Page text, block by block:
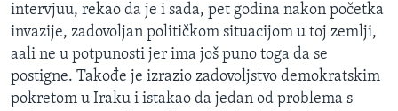
Jezici
intervjuu, rekao da je i sada, pet godina nakon početka
invazije, zadovoljan političkom situacijom u toj zemlji,
aali ne u potpunosti jer ima još puno toga da se
postigne. Takođe je izrazio zadovoljstvo demokratskim
pokretom u Iraku i istakao da jedan od problema s